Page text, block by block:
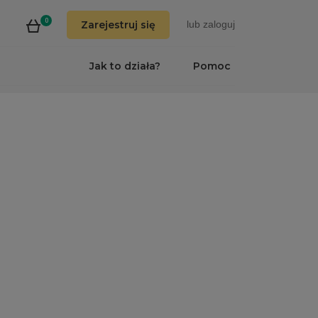
0 Zarejestruj się lub zaloguj
Pomoc
Jak to działa?